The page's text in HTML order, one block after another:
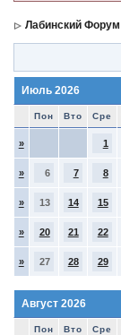
Лабинский Форум
Июль 2026
Пон Вто Сре
» 1
» 6 7 8
» 13 14 15
» 20 21 22
» 27 28 29
Август 2026
Пон Вто Сре